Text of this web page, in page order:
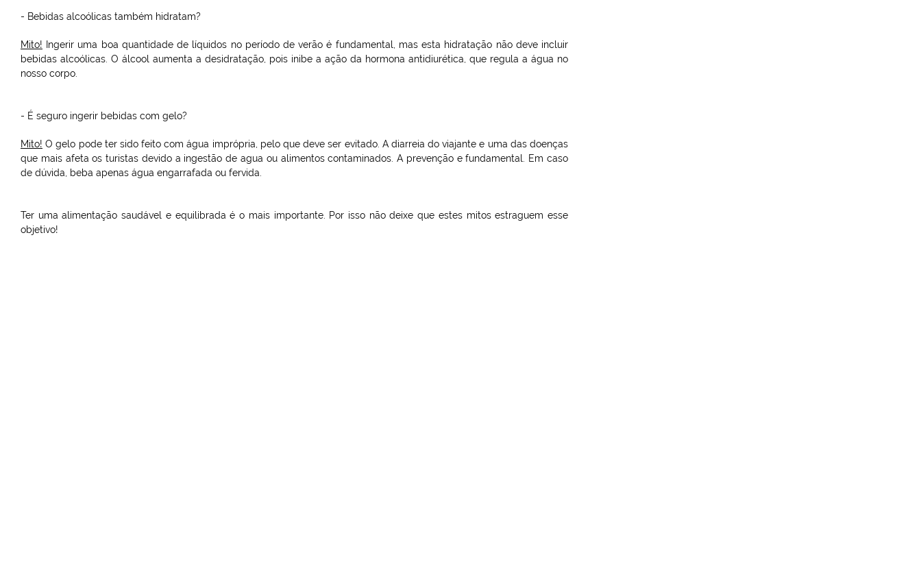
- Bebidas alcoólicas também hidratam?
Mito! Ingerir uma boa quantidade de líquidos no período de verão é fundamental, mas esta hidratação não deve incluir
bebidas alcoólicas. O álcool aumenta a desidratação, pois inibe a ação da hormona antidiurética, que regula a água no
nosso corpo.
- É seguro ingerir bebidas com gelo?
Mito! O gelo pode ter sido feito com água imprópria, pelo que deve ser evitado. A diarreia do viajante e uma das doenças
que mais afeta os turistas devido a ingestão de agua ou alimentos contaminados. A prevenção e fundamental. Em caso
de dúvida, beba apenas água engarrafada ou fervida.
Ter uma alimentação saudável e equilibrada é o mais importante. Por isso não deixe que estes mitos estraguem esse
objetivo!